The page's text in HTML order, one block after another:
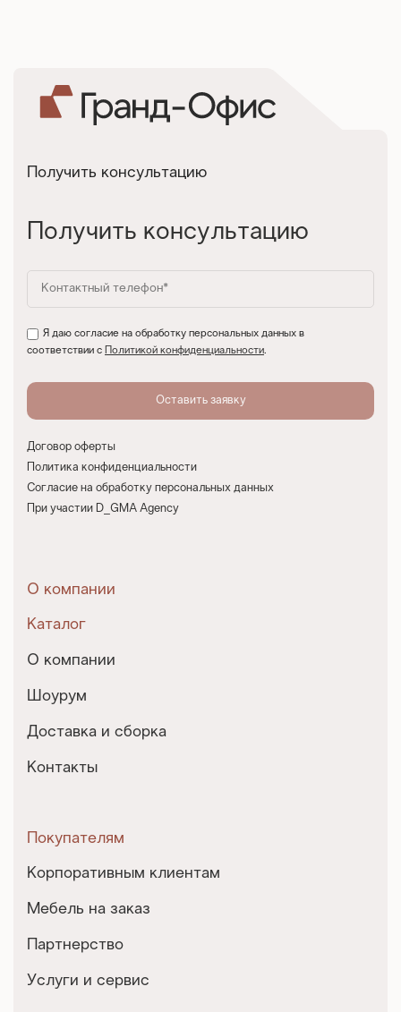
Получить консультацию
Получить консультацию
Я даю согласие на обработку персональных данных в
соответствии с Политикой конфиденциальности.
Договор оферты
Политика конфиденциальности
Согласие на обработку персональных данных
При участии D_GMA Agency
О компании
Каталог
О компании
Шоурум
Доставка и сборка
Контакты
Покупателям
Корпоративным клиентам
Мебель на заказ
Партнерство
Услуги и сервис